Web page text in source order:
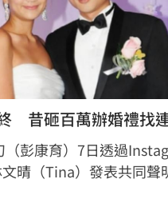
　昔砸百萬辦婚禮找
（彭康育）7日透過
晴（Tina）發表共同聲
婚姻。聲明中表示，兩